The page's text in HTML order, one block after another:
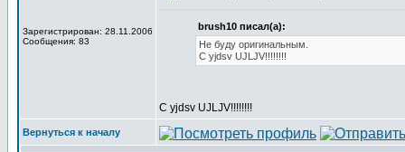
Зарегистрирован: 28.11.2006
Сообщения: 83
brush10 писал(а):
Не буду оригинальным.
C yjdsv UJLJV!!!!!!!!
C yjdsv UJLJV!!!!!!!!
Вернуться к началу